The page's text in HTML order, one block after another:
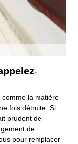
comme la matière
fois détruite. Si
prudent de
de
pour remplacer